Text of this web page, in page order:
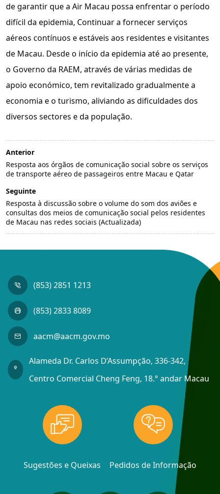
de garantir que a Air Macau possa enfrentar o período
difícil da epidemia, Continuar a fornecer serviços
aéreos contínuos e estáveis aos residentes e visitantes
de Macau. Desde o início da epidemia até ao presente,
o Governo da RAEM, através de várias medidas de
apoio económico, tem revitalizado gradualmente a
economia e o turismo, aliviando as dificuldades dos
diversos sectores e da população.
Anterior
Resposta aos órgãos de comunicação social sobre os serviços
de transporte aéreo de passageiros entre Macau e Qatar
Seguinte
Resposta à discussão sobre o volume do som dos aviões e
consultas dos meios de comunicação social pelos residentes
de Macau nas redes sociais (Actualizada)
(853) 2851 1213
(853) 2833 8089
aacm@aacm.gov.mo
Alameda Dr. Carlos D’Assumpção, 336-342,
Centro Comercial Cheng Feng, 18.° andar Macau
Sugestões e Queixas Pedidos de Informação